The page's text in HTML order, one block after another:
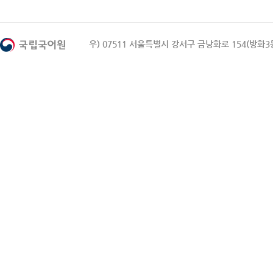
우) 07511 서울특별시 강서구 금낭화로 154(방화3